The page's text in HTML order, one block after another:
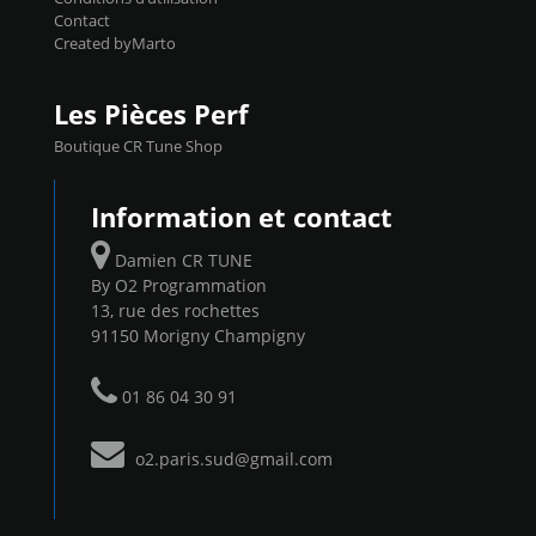
Contact
Created byMarto
Les Pièces Perf
Boutique CR Tune Shop
Information et contact
Damien CR TUNE
By O2 Programmation
13, rue des rochettes
91150 Morigny Champigny
01 86 04 30 91
o2.paris.sud@gmail.com